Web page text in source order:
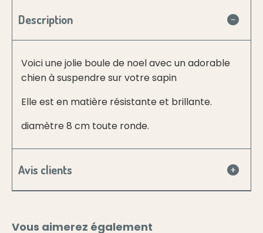
Description
Voici une jolie boule de noel avec un adorable
chien à suspendre sur votre sapin
Elle est en matière résistante et brillante.
diamètre 8 cm toute ronde.
Avis clients
Vous aimerez également